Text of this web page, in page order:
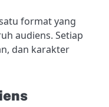
format yang
audiens. Setiap
dan karakter